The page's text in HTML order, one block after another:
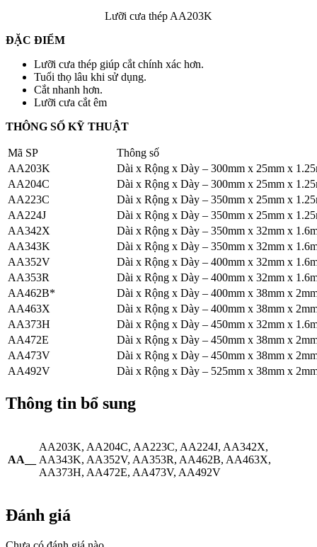
Lưỡi cưa thép AA203K
ĐẶC ĐIỂM
Lưỡi cưa thép giúp cắt chính xác hơn.
Tuổi thọ lâu khi sử dụng.
Cắt nhanh hơn.
Lưỡi cưa cắt êm
THÔNG SỐ KỸ THUẬT
Mã SP
Thông số
AA203K
Dài x Rộng x Dày – 300mm x 25mm x
AA204C
Dài x Rộng x Dày – 300mm x 25mm x
AA223C
Dài x Rộng x Dày – 350mm x 25mm x
AA224J
Dài x Rộng x Dày – 350mm x 25mm x
AA342X
Dài x Rộng x Dày – 350mm x 32mm x
AA343K
Dài x Rộng x Dày – 350mm x 32mm x
AA352V
Dài x Rộng x Dày – 400mm x 32mm x
AA353R
Dài x Rộng x Dày – 400mm x 32mm x
AA462B*
Dài x Rộng x Dày – 400mm x 38mm x
AA463X
Dài x Rộng x Dày – 400mm x 38mm x
AA373H
Dài x Rộng x Dày – 450mm x 32mm x
AA472E
Dài x Rộng x Dày – 450mm x 38mm x
AA473V
Dài x Rộng x Dày – 450mm x 38mm x
AA492V
Dài x Rộng x Dày – 525mm x 38mm x
Thông tin bổ sung
AA__
AA203K, AA204C, AA223C, AA224J, AA342X,
AA343K, AA352V, AA353R, AA462B, AA463X,
AA373H, AA472E, AA473V, AA492V
Đánh giá